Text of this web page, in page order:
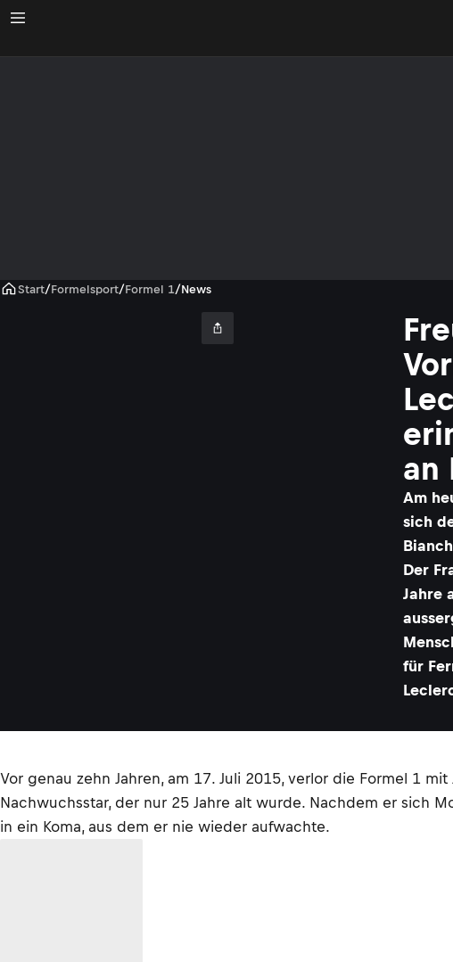
Start/Formelsport/Formel 1/News
an
Am
sich
Der
Jahre
für
Vor genau zehn Jahren, am 17. Juli 2015, verlor die Formel 1
Nachwuchsstar, der nur 25 Jahre alt wurde. Nachdem er sich
in ein Koma, aus dem er nie wieder aufwachte.